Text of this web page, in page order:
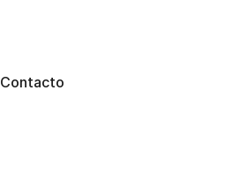
Contacto